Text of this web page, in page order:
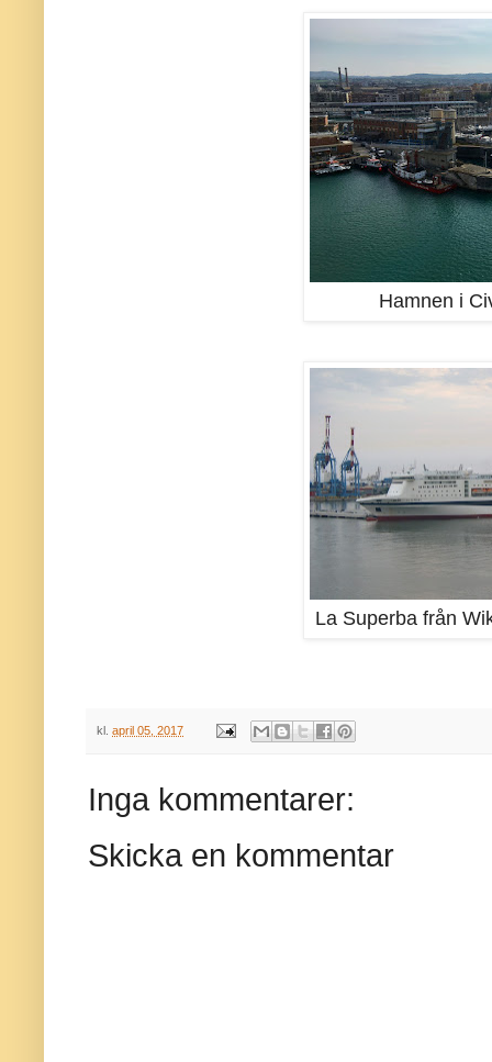
Hamnen i
La Superba från
kl. april 05, 2017
Inga kommentarer:
Skicka en kommentar